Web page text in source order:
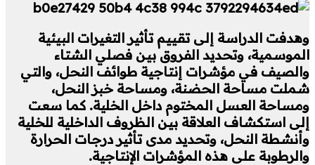
وهدفت الدراسة إلى تقييم تأثير التغيرات البيئية
الموسمية، وتحديد الفروق بين فصلي الشتاء
والصيف في مؤشرات إنتاجية طوائف النحل، والتي
شملت مساحة الحضنة، ومساحة خبز النحل،
ومساحة العسل المختوم داخل الخلية. كما سعت
إلى استكشاف العلاقة بين الظروف الداخلية للخلية
وأنشطة النحل، وتحديد مدى تأثير درجات الحرارة
والرطوبة على هذه المؤشرات الإنتاجية.